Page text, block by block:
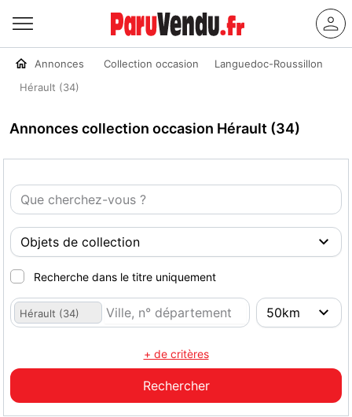
Annonces Collection occasion
Languedoc-Roussillon
Hérault (34)
Annonces collection occasion Hérault (34)
Recherche dans le titre uniquement
Hérault (34)
+ de critères